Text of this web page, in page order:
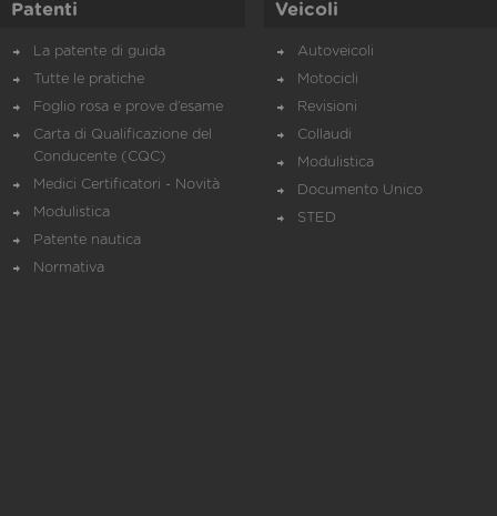
Patenti
La patente di guida
Tutte le pratiche
Foglio rosa e prove d’esame
Carta di Qualificazione del
Conducente (CQC)
Medici Certificatori - Novità
Modulistica
Patente nautica
Normativa
Veicoli
Autoveicoli
Motocicli
Revisioni
Collaudi
Modulistica
Documento Unico
STED